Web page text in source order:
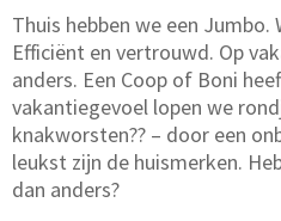
Thuis hebben we een
Efficiënt en vertrouwd. Op
anders. Een Coop of Boni
vakantiegevoel lopen we
knakworsten?? – door een
leukst zijn de huismerken.
dan anders?